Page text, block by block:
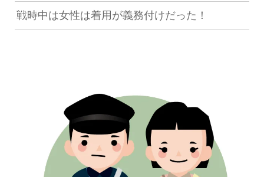
戦時中は女性は着用が義務付けだった！